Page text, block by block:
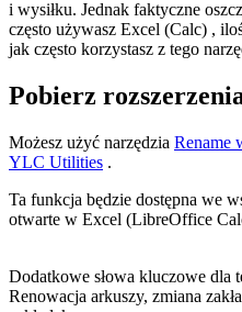
i wysiłku. Jednak faktyczne
często używasz Excel (Calc) ,
jak często korzystasz z tego
Pobierz
Możesz użyć narzędzia Rename
YLC Utilities .
Ta funkcja będzie dostępna we
otwarte w Excel (LibreOffice
Dodatkowe słowa kluczowe dla
Renowacja arkuszy, zmiana